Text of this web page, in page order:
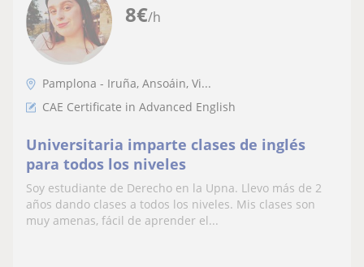
8€/h
Pamplona - Iruña, Ansoáin, Vi...
CAE Certificate in Advanced English
Universitaria imparte clases de inglés
para todos los niveles
Soy estudiante de Derecho en la Upna. Llevo más de 2
años dando clases a todos los niveles. Mis clases son
muy amenas, fácil de aprender el...